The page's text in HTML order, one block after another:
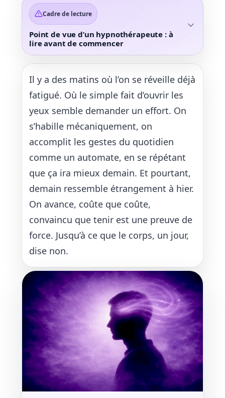
Cadre de lecture
Point de vue d’un hypnothérapeute : à
lire avant de commencer
Il y a des matins où l’on se réveille déjà
fatigué. Où le simple fait d’ouvrir les
yeux semble demander un effort. On
s’habille mécaniquement, on
accomplit les gestes du quotidien
comme un automate, en se répétant
que ça ira mieux demain. Et pourtant,
demain ressemble étrangement à hier.
On avance, coûte que coûte,
convaincu que tenir est une preuve de
force. Jusqu’à ce que le corps, un jour,
dise non.